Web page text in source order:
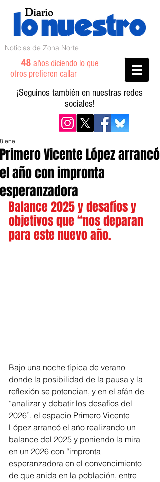
Noticias de Zona Norte
48 años diciendo lo que
otros prefieren callar
¡Seguinos también en nuestras redes
sociales!
Primero Vicente López arrancó
el año con impronta
esperanzadora
8 ene
Balance 2025 y desafíos y
objetivos que “nos deparan
para este nuevo año.
Bajo una noche típica de verano
donde la posibilidad de la pausa y la
reflexión se potencian, y en el afán de
“analizar y debatir los desafíos del
2026”, el espacio Primero Vicente
López arrancó el año realizando un
balance del 2025 y poniendo la mira
en un 2026 con “impronta
esperanzadora en el convencimiento
de que anida en la población, entre